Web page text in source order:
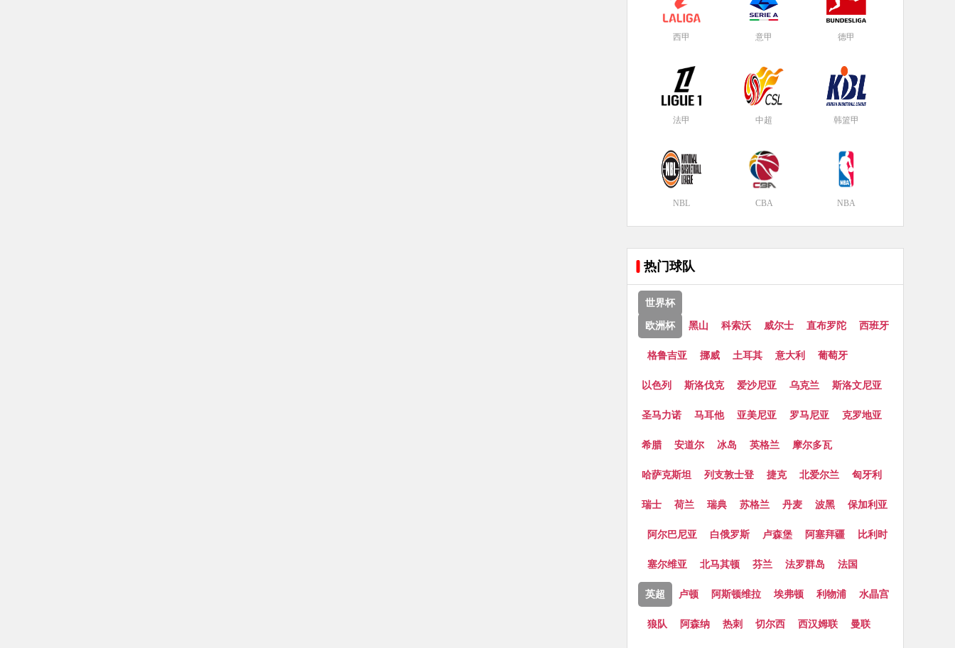
西甲 意甲 德甲
法甲 中超 韩篮甲
NBL CBA NBA
热门球队
世界杯
欧洲杯 黑山 科索沃 威尔士 直布罗陀 西班牙
格鲁吉亚 挪威 土耳其 意大利 葡萄牙
以色列 斯洛伐克 爱沙尼亚 乌克兰 斯洛文尼亚
圣马力诺 马耳他 亚美尼亚 罗马尼亚 克罗地亚
希腊 安道尔 冰岛 英格兰 摩尔多瓦
哈萨克斯坦 列支敦士登 捷克 北爱尔兰 匈牙利
瑞士 荷兰 瑞典 苏格兰 丹麦 波黑 保加利亚
阿尔巴尼亚 白俄罗斯 卢森堡 阿塞拜疆 比利时
塞尔维亚 北马其顿 芬兰 法罗群岛 法国
英超 卢顿 阿斯顿维拉 埃弗顿 利物浦 水晶宫
狼队 阿森纳 热刺 切尔西 西汉姆联 曼联